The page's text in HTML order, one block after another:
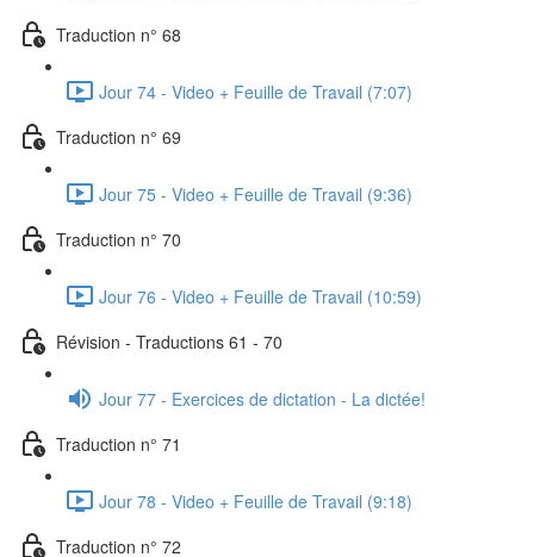
Traduction n° 68
Jour 74 - Video + Feuille de Travail (7:07)
Traduction n° 69
Jour 75 - Video + Feuille de Travail (9:36)
Traduction n° 70
Jour 76 - Video + Feuille de Travail (10:59)
Révision - Traductions 61 - 70
Jour 77 - Exercices de dictation - La dictée!
Traduction n° 71
Jour 78 - Video + Feuille de Travail (9:18)
Traduction n° 72